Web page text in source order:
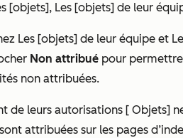
[objets], Les [objets] de leur
Les [objets] de leur équipe et
Non attribué pour
non attribuées.
de leurs autorisations [ Objets]
attribuées sur les pages